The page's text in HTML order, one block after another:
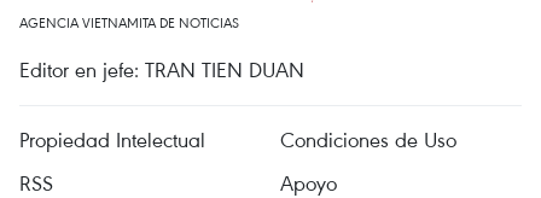
AGENCIA VIETNAMITA DE NOTICIAS
Editor en jefe: TRAN TIEN DUAN
Propiedad Intelectual
Condiciones de Uso
RSS
Apoyo